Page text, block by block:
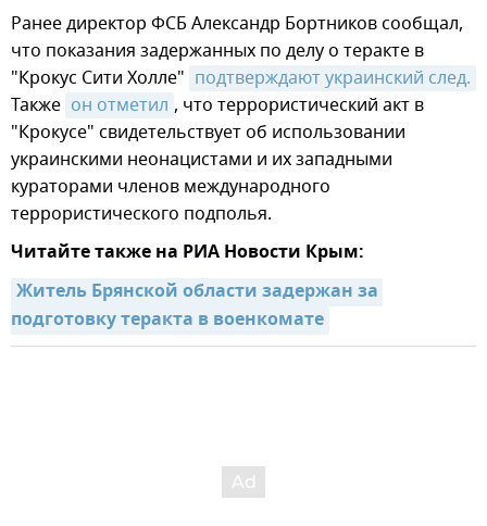
Ранее директор ФСБ Александр Бортников сообщал,
что показания задержанных по делу о теракте в
"Крокус Сити Холле" подтверждают украинский след.
Также он отметил , что террористический акт в
"Крокусе" свидетельствует об использовании
украинскими неонацистами и их западными
кураторами членов международного
террористического подполья.
Читайте также на РИА Новости Крым:
Житель Брянской области задержан за
подготовку теракта в военкомате